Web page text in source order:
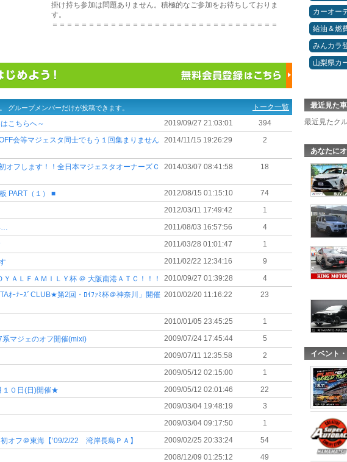
掛け持ち参加は問題ありません。積極的なご参加をお待ちしておりま
す。
＝＝＝＝＝＝＝＝＝＝＝＝＝＝＝＝＝＝＝＝＝＝＝＝＝＝＝＝＝＝＝
グループメンバーだけが投稿できます。
トーク一覧
こちらへ～
2019/09/27 21:03:01
394
会等マジェスタ同士でもう１回集まりません
2014/11/15 19:26:29 2
フします！！全日本マジェスタオーナーズＣ
2014/03/07 08:41:58 18
PART（１） ■ 2012/08/15 01:15:10 74
2012/03/11 17:49:42 1
… 2011/08/03 16:57:56 4
2011/03/28 01:01:47 1
2011/02/22 12:34:16 9
ＡＬＦＡＭＩＬＹ杯 ＠ 大阪南港ＡＴＣ！！！ 2010/09/27 01:39:28
4
ｵｰﾅｰｽﾞCLUB★第2回・ﾛｲﾌｧﾐ杯＠神奈川」開催 2010/02/20 11:16:22 23
2010/01/05 23:45:25 1
マジェのオフ開催(mixi) 2009/07/24 17:45:44 5
2009/07/11 12:35:58 2
2009/05/12 02:15:00 1
１０日(日)開催★ 2009/05/12 02:01:46 22
2009/03/04 19:48:19 3
2009/03/04 09:17:50 1
オフ＠東海【’09/2/22 湾岸長島ＰＡ】 2009/02/25 20:33:24 54
2008/12/09 01:25:12 49
カーオー
給油＆燃
みんカラ
山梨県カ
最近見た車
最近見たク
あなたに
イベント